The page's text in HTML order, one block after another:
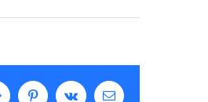
Google+ PinterestVk Email